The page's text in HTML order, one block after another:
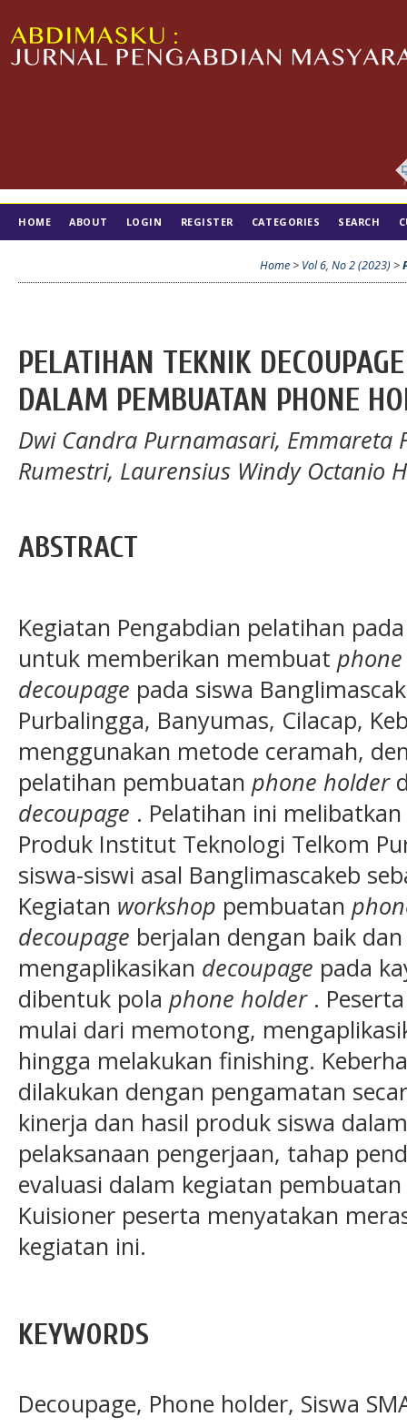
HOME ABOUT LOGIN REGISTER CATEGORIES SEARCH
Home > Vol 6, No 2 (2023) >
PELATIHAN TEKNIK
DALAM PEMBUATAN PHONE
Dwi Candra Purnamasari, Emmareta
Rumestri, Laurensius Windy Octanio
ABSTRACT
Kegiatan Pengabdian pelatihan
untuk memberikan membuat
decoupage pada siswa
Purbalingga, Banyumas, Cilacap,
menggunakan metode ceramah,
pelatihan pembuatan phone holder
decoupage . Pelatihan ini
Produk Institut Teknologi Telkom
siswa-siswi asal Banglimascakeb
Kegiatan workshop pembuatan
decoupage berjalan dengan baik
mengaplikasikan decoupage pada
dibentuk pola phone holder.
mulai dari memotong,
hingga melakukan finishing.
dilakukan dengan pengamatan
kinerja dan hasil produk siswa
pelaksanaan pengerjaan, tahap
evaluasi dalam kegiatan pembuatan
Kuisioner peserta menyatakan
kegiatan ini.
KEYWORDS
Decoupage, Phone holder, Siswa